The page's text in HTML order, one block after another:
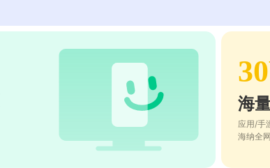
海
应用/手
海纳全